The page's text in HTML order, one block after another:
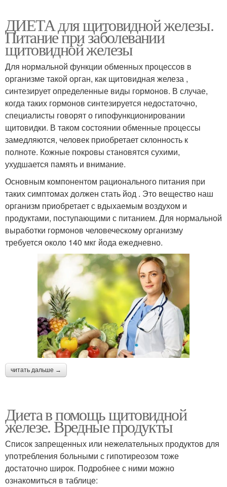
ДИЕТА для щитовидной железы.
Питание при заболевании
щитовидной железы
Для нормальной функции обменных процессов в
организме такой орган, как щитовидная железа ,
синтезирует определенные виды гормонов. В случае,
когда таких гормонов синтезируется недостаточно,
специалисты говорят о гипофункционировании
щитовидки. В таком состоянии обменные процессы
замедляются, человек приобретает склонность к
полноте. Кожные покровы становятся сухими,
ухудшается память и внимание.
Основным компонентом рационального питания при
таких симптомах должен стать йод . Это вещество наш
организм приобретает с вдыхаемым воздухом и
продуктами, поступающими с питанием. Для нормальной
выработки гормонов человеческому организму
требуется около 140 мкг йода ежедневно.
читать дальше →
Диета в помощь щитовидной
железе. Вредные продукты
Список запрещенных или нежелательных продуктов для
употребления больными с гипотиреозом тоже
достаточно широк. Подробнее с ними можно
ознакомиться в таблице: